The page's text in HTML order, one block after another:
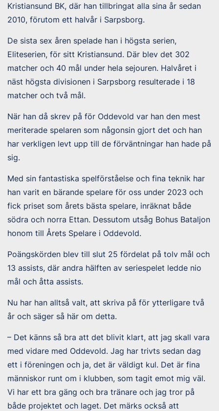
Kristiansund BK, där han tillbringat alla sina år sedan
2010, förutom ett halvår i Sarpsborg.
De sista sex åren spelade han i högsta serien,
Eliteserien, för sitt Kristiansund. Där blev det 302
matcher och 40 mål under hela sejouren. Halvåret i
näst högsta divisionen i Sarpsborg resulterade i 18
matcher och två mål.
När han då skrev på för Oddevold var han den mest
meriterade spelaren som någonsin gjort det och han
har verkligen levt upp till de förväntningar han hade på
sig.
Med sin fantastiska spelförståelse och fina teknik har
han varit en bärande spelare för oss under 2023 och
fick priset som årets bästa spelare, inräknat både
södra och norra Ettan. Dessutom utsåg Bohus Bataljon
honom till Årets Spelare i Oddevold.
Poängskörden blev till slut 25 fördelat på tolv mål och
13 assists, där andra hälften av seriespelet ledde nio
mål och åtta assists.
Nu har han alltså valt, att skriva på för ytterligare två
år och säger så här om detta.
– Det känns så bra att det blivit klart, att jag skall vara
med vidare med Oddevold. Jag har trivts sedan dag
ett i föreningen och ja, det är väldigt kul. Det är fina
människor runt om i klubben, som tagit emot mig väl.
Vi har ett bra gäng och bra tränare och jag tror på
både projektet och laget. Det märks också att